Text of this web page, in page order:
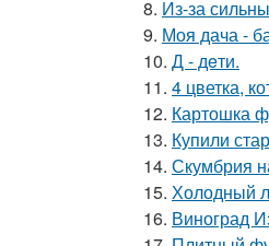
8. Из-за
9. Моя дача -
10. Д - дeти.
11. 4 цветка,
12. Картошка
13. Купили
14. Скумбрия
15. Холодный
16. Виноград